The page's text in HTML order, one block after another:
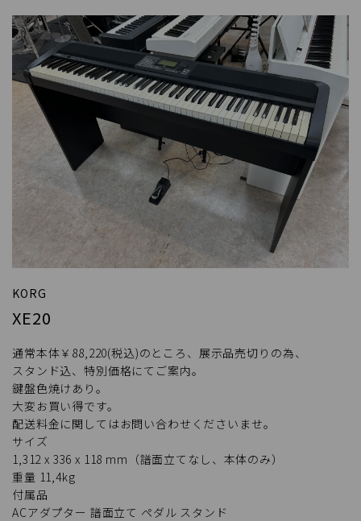
KORG
XE20
通常本体￥88,220(税込)のところ、展示品売切りの為、
スタンド込、特別価格にてご案内。
鍵盤色焼けあり。
大変お買い得です。
配送料金に関してはお問い合わせくださいませ。
サイズ
1,312 x 336 x 118 mm（譜面立てなし、本体のみ）
重量 11,4kg
付属品
ACアダプター 譜面立て ペダル スタンド